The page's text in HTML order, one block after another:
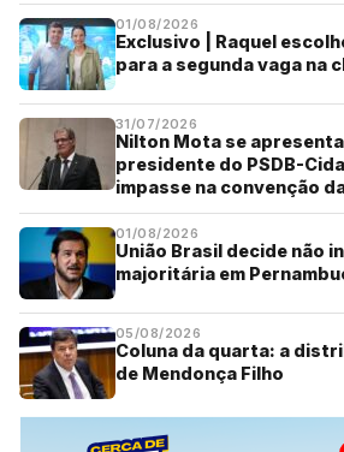
01/08/2026
Exclusivo | Raquel
para a segunda vaga na
31/07/2026
Nilton Mota se
presidente do PSDB-
impasse na convenção
01/08/2026
União Brasil decide não
majoritária em
05/08/2026
Coluna da quarta: a
de Mendonça Filho